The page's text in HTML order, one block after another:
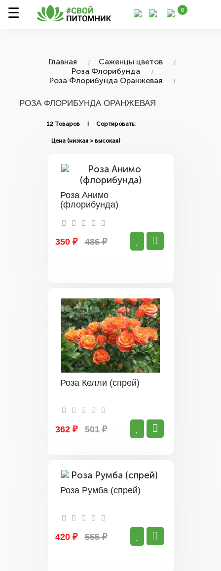
0
Главная
Саженцы цветов
Роза Флорибунда
Роза Флорибунда Оранжевая
РОЗА ФЛОРИБУНДА ОРАНЖЕВАЯ
12 Товаров I Сортировать:
Роза Анимо
(флорибунда)
350 ₽ 486 ₽
Роза Келли (спрей)
362 ₽ 501 ₽
Роза Румба (спрей)
420 ₽ 555 ₽